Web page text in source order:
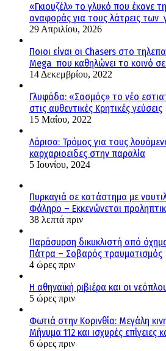
«Γκιουζέλ» το γλυκό που έκανε
αναφοράς για τους λάτρεις των
29 Απριλίου, 2026
Ποιοι είναι οι Chasers στο
Mega που καθηλώνει το κοινό
14 Δεκεμβρίου, 2022
Γλυφάδα: «Σασμός» το νέο
στις αυθεντικές Κρητικές γεύσεις
15 Μαΐου, 2022
Λάρισα: Τρόμος για τους
καρχαριοειδες στην παραλία
5 Ιουνίου, 2024
Πυρκαγιά σε κατάστημα με
Φάληρο – Εκκενώνεται
38 λεπτά πριν
Παράσυρση δικυκλιστή από
Πάτρα – Σοβαρός τραυματισμός
4 ώρες πριν
Η αθηναϊκή ριβιέρα και οι
5 ώρες πριν
Φωτιά στην Κορινθία: Μεγάλη
Μήνυμα 112 και ισχυρές επίγειες
6 ώρες πριν